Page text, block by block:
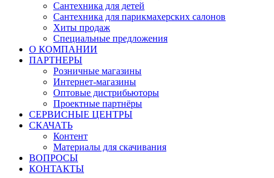
Сантехника для детей
Сантехника для парикмахерских салонов
Хиты продаж
Специальные предложения
О КОМПАНИИ
ПАРТНЕРЫ
Розничные магазины
Интернет-магазины
Оптовые дистрибьюторы
Проектные партнёры
СЕРВИСНЫЕ ЦЕНТРЫ
СКАЧАТЬ
Контент
Материалы для скачивания
ВОПРОСЫ
КОНТАКТЫ